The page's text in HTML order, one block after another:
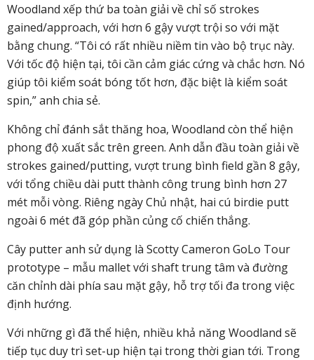
Woodland xếp thứ ba toàn giải về chỉ số strokes
gained/approach, với hơn 6 gậy vượt trội so với mặt
bằng chung. “Tôi có rất nhiều niềm tin vào bộ trục này.
Với tốc độ hiện tại, tôi cần cảm giác cứng và chắc hơn. Nó
giúp tôi kiểm soát bóng tốt hơn, đặc biệt là kiểm soát
spin,” anh chia sẻ.
Không chỉ đánh sắt thăng hoa, Woodland còn thể hiện
phong độ xuất sắc trên green. Anh dẫn đầu toàn giải về
strokes gained/putting, vượt trung bình field gần 8 gậy,
với tổng chiều dài putt thành công trung bình hơn 27
mét mỗi vòng. Riêng ngày Chủ nhật, hai cú birdie putt
ngoài 6 mét đã góp phần củng cố chiến thắng.
Cây putter anh sử dụng là Scotty Cameron GoLo Tour
prototype – mẫu mallet với shaft trung tâm và đường
căn chỉnh dài phía sau mặt gậy, hỗ trợ tối đa trong việc
định hướng.
Với những gì đã thể hiện, nhiều khả năng Woodland sẽ
tiếp tục duy trì set-up hiện tại trong thời gian tới. Trong